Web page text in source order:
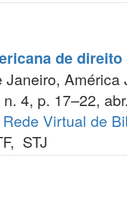
de
América
4, p. 17–22,
Rede Virtual de
, STJ